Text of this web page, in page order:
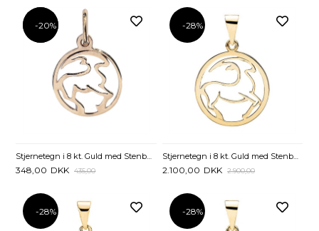
-20%
-20%
348,00 DKK 435,00
-28%
2.100,00 DKK 2.900,00
-28% -28%